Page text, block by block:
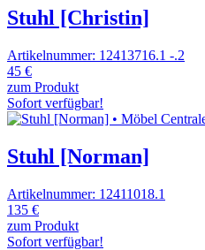
Stuhl [Christin]
Artikelnummer: 12413716.1 -.2
45 €
zum Produkt
Sofort verfügbar!
Stuhl [Norman]
Artikelnummer: 12411018.1
135 €
zum Produkt
Sofort verfügbar!